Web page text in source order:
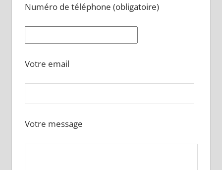
Numéro de téléphone (obligatoire)
Votre email
Votre message